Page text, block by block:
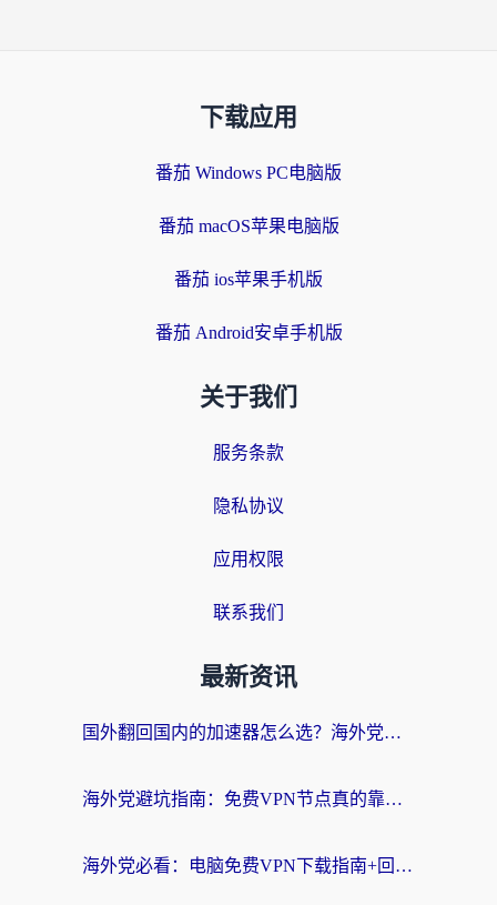
下载应用
番茄 Windows PC电脑版
番茄 macOS苹果电脑版
番茄 ios苹果手机版
番茄 Android安卓手机版
关于我们
服务条款
隐私协议
应用权限
联系我们
最新资讯
国外翻回国内的加速器怎么选？海外党亲测实用指南，告别地域限制
海外党避坑指南：免费VPN节点真的靠谱吗？教你选对回国加速器无缝访问国内资源
海外党必看：电脑免费VPN下载指南+回国加速器选择全攻略，告别地区限制